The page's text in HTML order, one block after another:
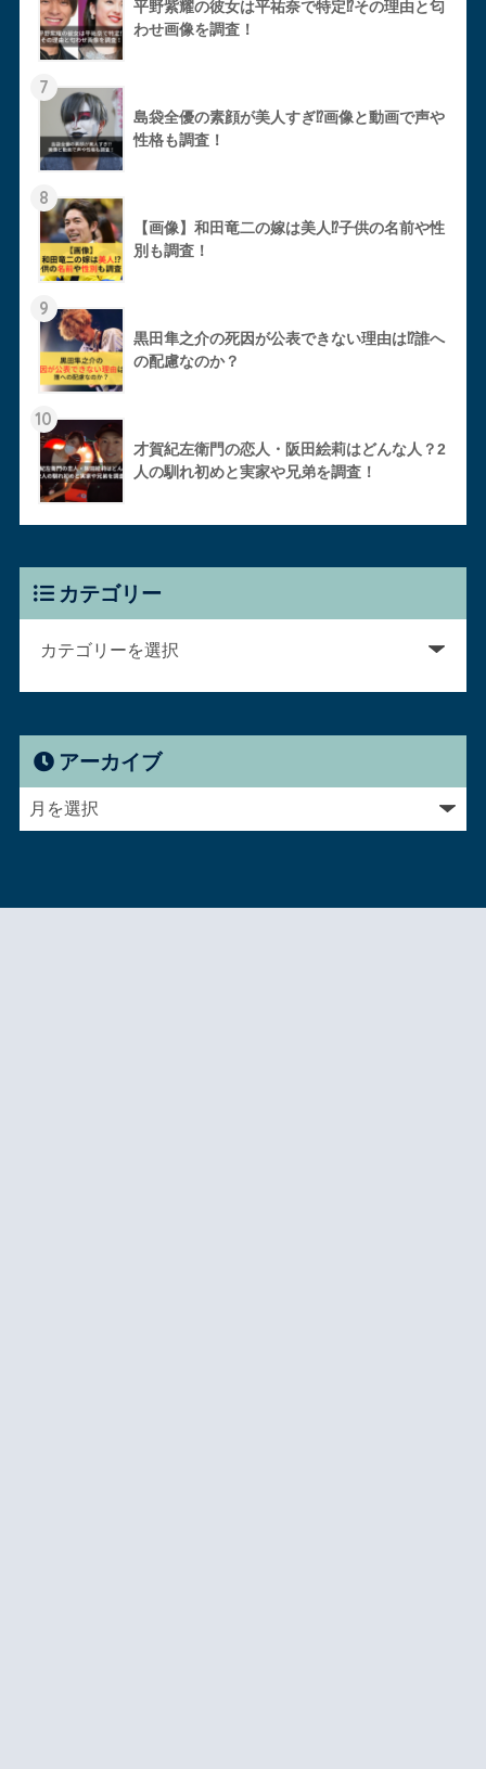
平野紫耀の彼女は平祐奈で特定⁉︎その理由と匂
わせ画像を調査！
7
島袋全優の素顔が美人すぎ⁉︎画像と動画で声や
性格も調査！
8
【画像】和田竜二の嫁は美人⁉︎子供の名前や性
別も調査！
9
黒田隼之介の死因が公表できない理由は⁉︎誰へ
の配慮なのか？
10
才賀紀左衛門の恋人・阪田絵莉はどんな人？2
人の馴れ初めと実家や兄弟を調査！
カテゴリー
アーカイブ